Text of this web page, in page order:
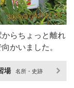
からちょっと離れ
かいました。
場 名所・史跡